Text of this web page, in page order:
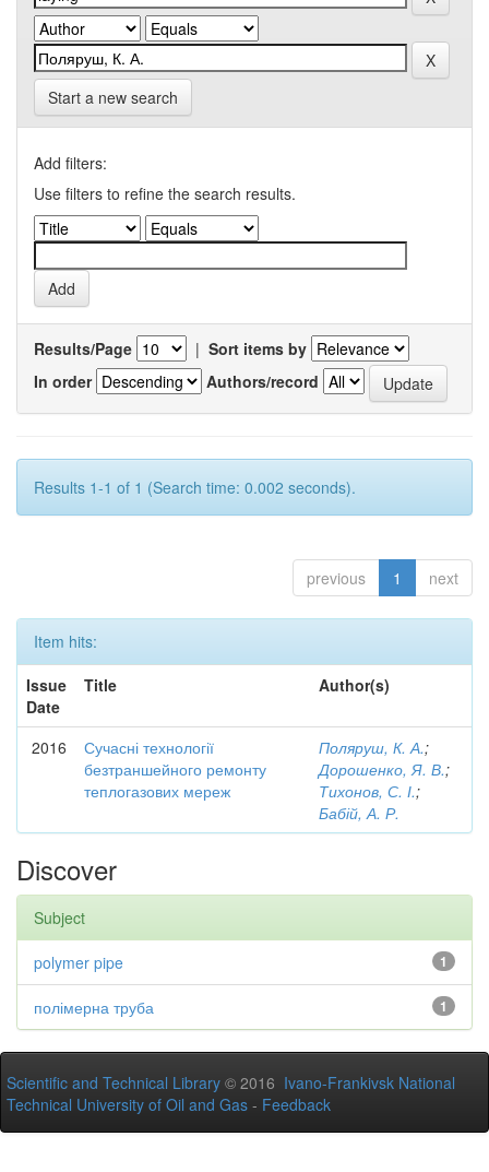
Start a new search
Add filters:
Use filters to refine the search results.
Results/Page | Sort items by
In order
Authors/record
Results 1-1 of 1 (Search time: 0.002 seconds).
previous 1 next
Item hits:
Issue
Date
Title Author(s)
2016
Сучасні технології
безтраншейного ремонту
теплогазових мереж
Поляруш, К. А.;
Дорошенко, Я. В.;
Тихонов, С. І.;
Бабій, А. Р.
Discover
Subject
1
polymer pipe
1
полімерна труба
Scientific and Technical Library © 2016 Ivano-Frankivsk National
Technical University of Oil and Gas - Feedback